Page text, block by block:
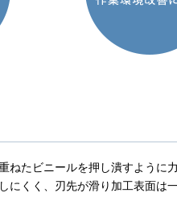
たビニールを押し潰すように
くく、刃先が滑り加工表面は